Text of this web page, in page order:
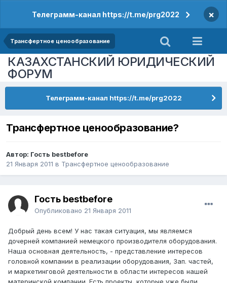
Телеграмм-канал https://t.me/prg2022 ×
Трансфертное ценообразование
КАЗАХСТАНСКИЙ ЮРИДИЧЕСКИЙ
ФОРУМ
Телеграмм-канал https://t.me/prg2022
Трансфертное ценообразование?
Автор: Гость bestbefore
21 Января 2011 в Трансфертное ценообразование
Гость bestbefore
Опубликовано 21 Января 2011
Добрый день всем! У нас такая ситуация, мы являемся
дочерней компанией немецкого производителя оборудования.
Наша основная деятельность, - представление интересов
головной компании в реализации оборудования, Зап. частей,
и маркетинговой деятельности в области интересов нашей